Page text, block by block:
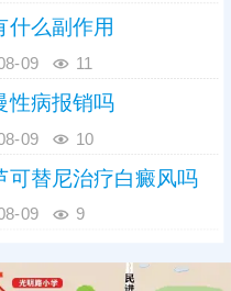
什么副作用
09 11
性病报销吗
09 10
可替尼治疗白癜风吗
09 9